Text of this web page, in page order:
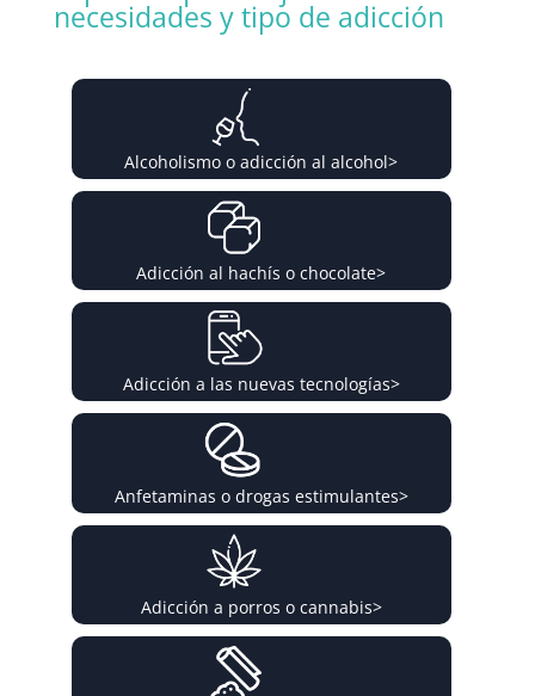
necesidades y tipo de adicción
Alcoholismo o adicción al alcohol>
Adicción al hachís o chocolate>
Adicción a las nuevas tecnologías>
Anfetaminas o drogas estimulantes>
Adicción a porros o cannabis>